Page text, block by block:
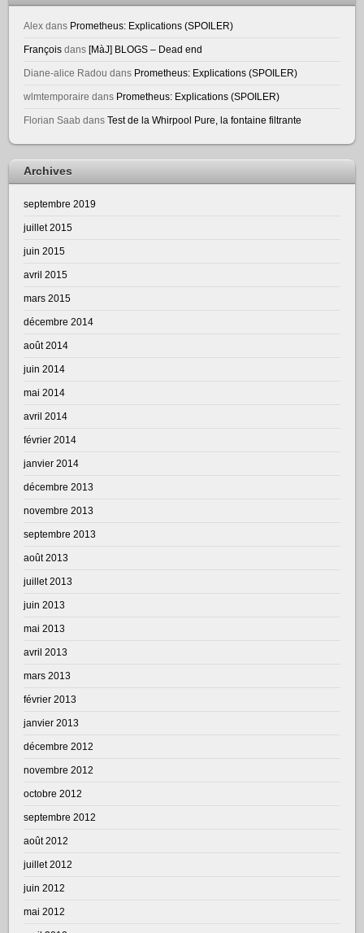
Alex dans Prometheus: Explications (SPOILER)
François dans[MàJ] BLOGS – Dead end
Diane-alice Radou dans Prometheus: Explications (SPOILER)
wlmtemporaire dans Prometheus: Explications (SPOILER)
Florian Saab dansTest de la Whirpool Pure, la fontaine filtrante
Archives
septembre 2019
juillet 2015
juin 2015
avril 2015
mars 2015
décembre 2014
août 2014
juin 2014
mai 2014
avril 2014
février 2014
janvier 2014
décembre 2013
novembre 2013
septembre 2013
août 2013
juillet 2013
juin 2013
mai 2013
avril 2013
mars 2013
février 2013
janvier 2013
décembre 2012
novembre 2012
octobre 2012
septembre 2012
août 2012
juillet 2012
juin 2012
mai 2012